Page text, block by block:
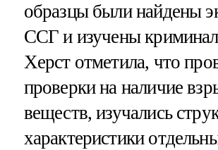
образцы были найдены
ССГ и изучены
Херст отметила, что
проверки на наличие
веществ, изучались
характеристики